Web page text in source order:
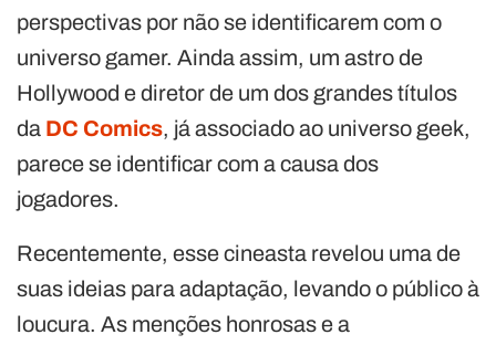
perspectivas por não se identificarem com o
universo gamer. Ainda assim, um astro de
Hollywood e diretor de um dos grandes títulos
da DC Comics, já associado ao universo geek,
parece se identificar com a causa dos
jogadores.
Recentemente, esse cineasta revelou uma de
suas ideias para adaptação, levando o público à
loucura. As menções honrosas e a